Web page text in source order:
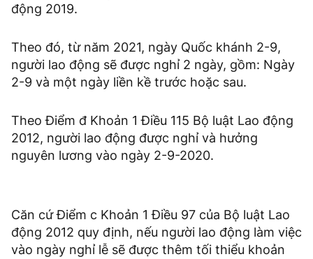
động 2019.
Theo đó, từ năm 2021, ngày Quốc khánh 2-9,
người lao động sẽ được nghỉ 2 ngày, gồm: Ngày
2-9 và một ngày liền kề trước hoặc sau.
Theo Điểm đ Khoản 1 Điều 115 Bộ luật Lao động
2012, người lao động được nghỉ và hưởng
nguyên lương vào ngày 2-9-2020.
Căn cứ Điểm c Khoản 1 Điều 97 của Bộ luật Lao
động 2012 quy định, nếu người lao động làm việc
vào ngày nghỉ lễ sẽ được thêm tối thiểu khoản